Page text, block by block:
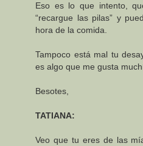
Eso es lo que intento,
“recargue las pilas” y
hora de la comida.
Tampoco está mal tu
es algo que me gusta
Besotes,
TATIANA:
Veo que tu eres de las